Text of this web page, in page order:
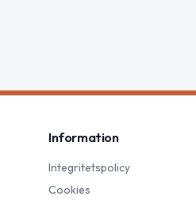
Information
Integritetspolicy
Cookies